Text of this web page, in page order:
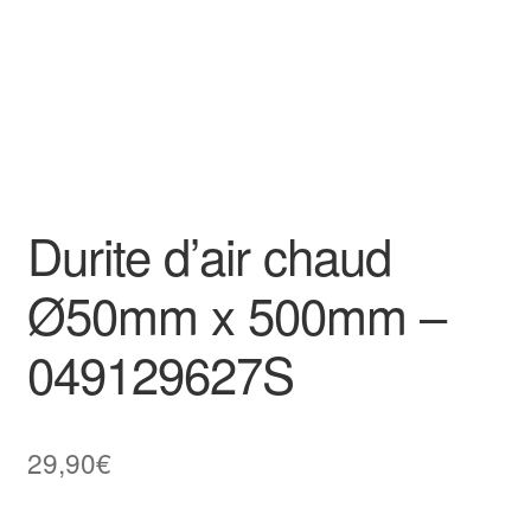
Durite d’air chaud
Ø50mm x 500mm –
049129627S
29,90€